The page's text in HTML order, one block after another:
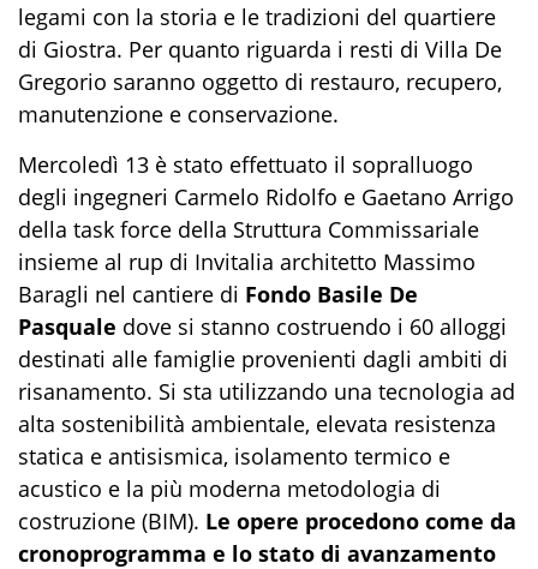
legami con la storia e le tradizioni del quartiere
di Giostra. Per quanto riguarda i resti di Villa De
Gregorio saranno oggetto di restauro, recupero,
manutenzione e conservazione.
Mercoledì 13 è stato effettuato il sopralluogo
degli ingegneri Carmelo Ridolfo e Gaetano Arrigo
della task force della Struttura Commissariale
insieme al rup di Invitalia architetto Massimo
Baragli nel cantiere di Fondo Basile De
Pasquale dove si stanno costruendo i 60 alloggi
destinati alle famiglie provenienti dagli ambiti di
risanamento. Si sta utilizzando una tecnologia ad
alta sostenibilità ambientale, elevata resistenza
statica e antisismica, isolamento termico e
acustico e la più moderna metodologia di
costruzione (BIM). Le opere procedono come da
cronoprogramma e lo stato di avanzamento